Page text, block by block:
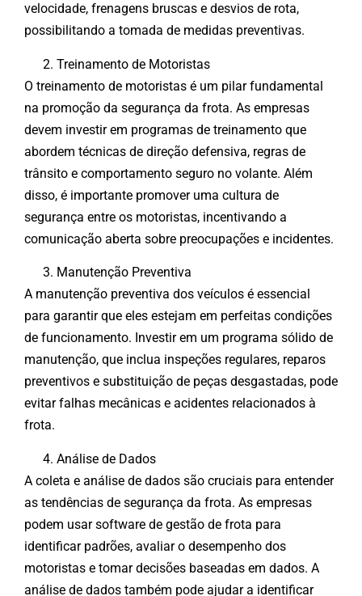
velocidade, frenagens bruscas e desvios de rota,
possibilitando a tomada de medidas preventivas.
Treinamento de Motoristas
O treinamento de motoristas é um pilar fundamental
na promoção da segurança da frota. As empresas
devem investir em programas de treinamento que
abordem técnicas de direção defensiva, regras de
trânsito e comportamento seguro no volante. Além
disso, é importante promover uma cultura de
segurança entre os motoristas, incentivando a
comunicação aberta sobre preocupações e incidentes.
Manutenção Preventiva
A manutenção preventiva dos veículos é essencial
para garantir que eles estejam em perfeitas condições
de funcionamento. Investir em um programa sólido de
manutenção, que inclua inspeções regulares, reparos
preventivos e substituição de peças desgastadas, pode
evitar falhas mecânicas e acidentes relacionados à
frota.
Análise de Dados
A coleta e análise de dados são cruciais para entender
as tendências de segurança da frota. As empresas
podem usar software de gestão de frota para
identificar padrões, avaliar o desempenho dos
motoristas e tomar decisões baseadas em dados. A
análise de dados também pode ajudar a identificar